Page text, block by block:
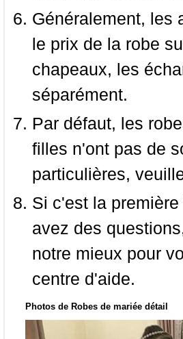
Généralement, les
le prix de la robe
chapeaux, les
séparément.
Par défaut, les
filles n'ont pas de
particulières,
Si c'est la
avez des
notre mieux pour
centre d'aide.
Photos de Robes de mariée détail